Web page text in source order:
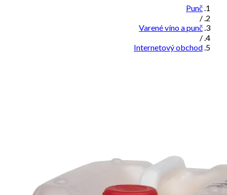
Punč
/
Varené víno a punč
/
Internetový obchod